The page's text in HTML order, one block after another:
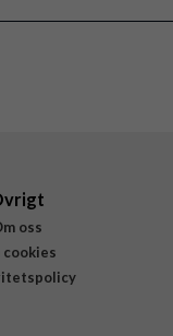
oss
cookies